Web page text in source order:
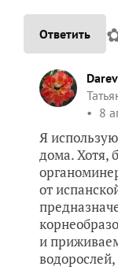
Ответить
8
Я
дома. Хотя,
от
и